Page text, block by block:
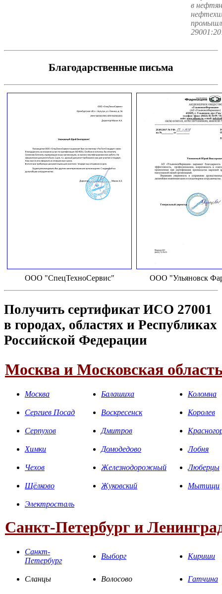
в
Благодарственные письма
ООО "СпецТехноСервис" ООО "Ульяновск
Получить сертификат ИСО 27001
в городах, областях и Республиках
Российской Федерации
Москва и Московская
Москва Балашиха Коломна
Сергиев Посад Воскресенск Королев
Серпухов Дмитров
Химки Домодедово Лобня
Чехов Железнодорожный Люберцы
Щёлково Жуковский Мытищи
Электросталь
Санкт-Петербург и
Санкт-
Петербург
Выборг Кириши
Сланцы Волосово Гатчина